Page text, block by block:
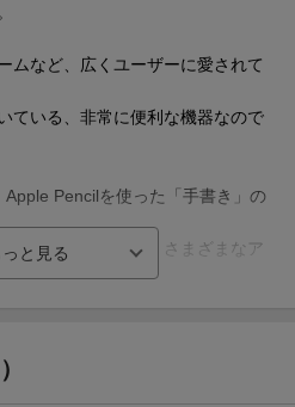
ムなど、広くユーザーに愛されて
ている、非常に便利な機器なので
Pencilを使った「手書き」の
える便利さを誇り、さまざまなア
を活かして、外出時の
役立てることもできます。